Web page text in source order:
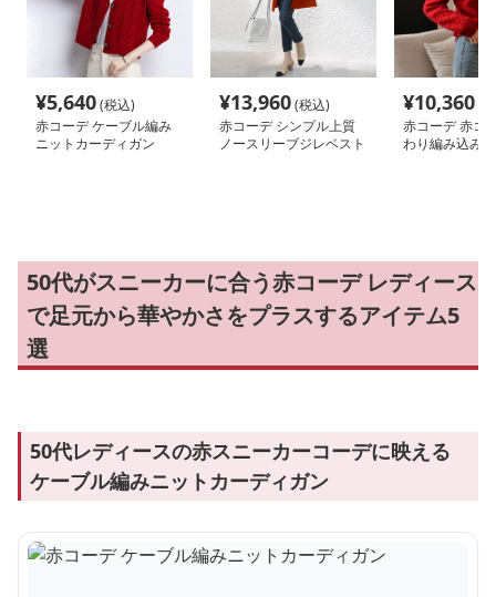
¥5,640(税込)
赤コーデ ケーブル編み
ニットカーディガン
¥13,960(税込)
赤コーデ シンプル上質
ノースリーブジレベスト
¥10,360
赤コーデ 赤コ
わり編み込み
50代がスニーカーに合う赤コーデ レディース
で足元から華やかさをプラスするアイテム5
選
50代レディースの赤スニーカーコーデに映える
ケーブル編みニットカーディガン